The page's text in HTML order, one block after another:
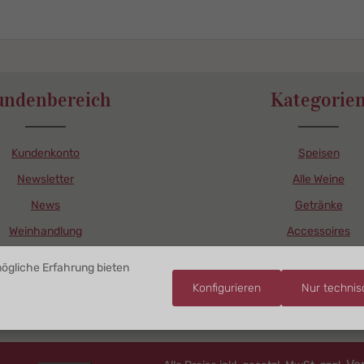
Kundenkonto
Newsletter
News
Weinhandlung
Speisen
Alle Weine
Getränke
Accessoires
Erfahrung bieten
Nur
Konfigurieren